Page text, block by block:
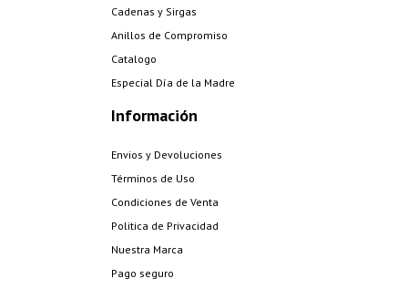
Cadenas y Sirgas
Anillos de Compromiso
Catalogo
Especial Día de la Madre
Información
Envios y Devoluciones
Términos de Uso
Condiciones de Venta
Politica de Privacidad
Nuestra Marca
Pago seguro